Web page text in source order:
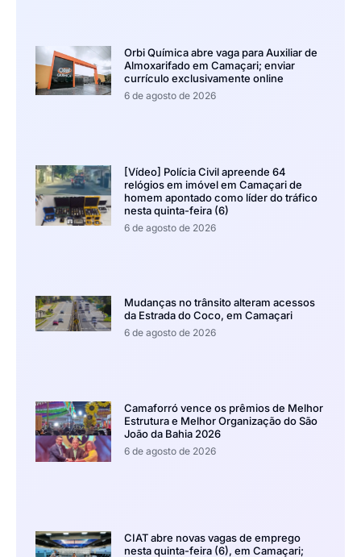
Orbi Química abre vaga para Auxiliar de
Almoxarifado em Camaçari; enviar
currículo exclusivamente online
6 de agosto de 2026
[Vídeo] Polícia Civil apreende 64
relógios em imóvel em Camaçari de
homem apontado como líder do tráfico
nesta quinta-feira (6)
6 de agosto de 2026
Mudanças no trânsito alteram acessos
da Estrada do Coco, em Camaçari
6 de agosto de 2026
Camaforró vence os prêmios de Melhor
Estrutura e Melhor Organização do São
João da Bahia 2026
6 de agosto de 2026
CIAT abre novas vagas de emprego
nesta quinta-feira (6), em Camaçari;